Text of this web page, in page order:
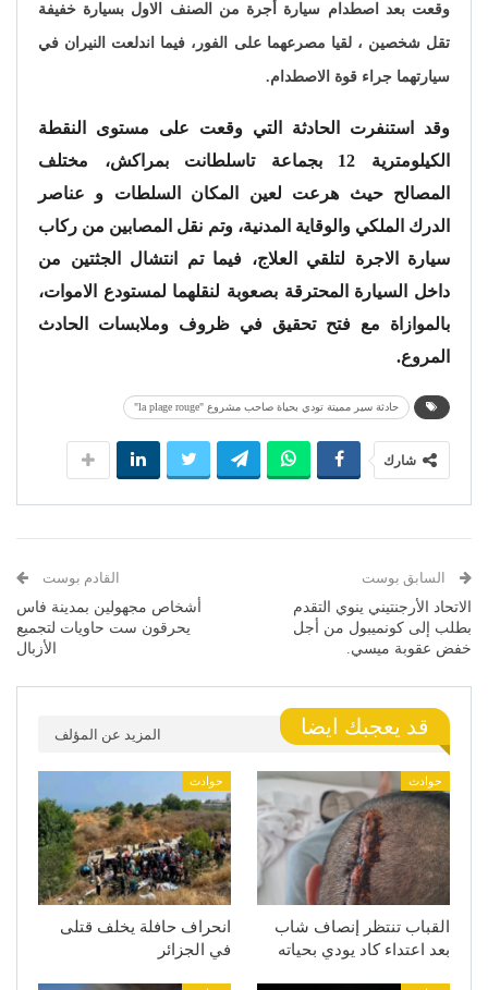
وقعت بعد اصطدام سيارة أجرة من الصنف الاول بسيارة خفيفة
تقل شخصين ، لقيا مصرعهما على الفور، فيما اندلعت النيران في
سيارتهما جراء قوة الاصطدام.
وقد استنفرت الحادثة التي وقعت على مستوى النقطة
الكيلومترية 12 بجماعة تاسلطانت بمراكش، مختلف
المصالح حيث هرعت لعين المكان السلطات و عناصر
الدرك الملكي والوقاية المدنية، وتم نقل المصابين من ركاب
سيارة الاجرة لتلقي العلاج، فيما تم انتشال الجثتين من
داخل السيارة المحترقة بصعوبة لنقلهما لمستودع الاموات،
بالموازاة مع فتح تحقيق في ظروف وملابسات الحادث
المروع.
حادثة سير مميتة تودي بحياة صاحب مشروع "la plage rouge"
شارك
السابق بوست
الاتحاد الأرجنتيني ينوي التقدم
بطلب إلى كونميبول من أجل
خفض عقوبة ميسي.
القادم بوست
أشخاص مجهولين بمدينة فاس
يحرقون ست حاويات لتجميع
الأزبال
قد يعجبك ايضا المزيد عن المؤلف
حوادث
القباب تنتظر إنصاف شاب
بعد اعتداء كاد يودي بحياته
حوادث
انحراف حافلة يخلف قتلى
في الجزائر